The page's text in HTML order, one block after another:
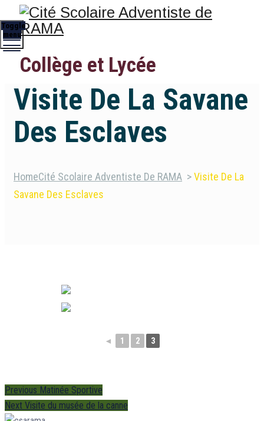
Collège et Lycée
Toggle
menu
Visite De La Savane
Des Esclaves
HomeCité Scolaire Adventiste De RAMA >Visite De La
Savane Des Esclaves
◄ 1 2 3
Navigation
Previous Previous
post:
Matinée Sportive
Next Next
Visite du musée de la canne